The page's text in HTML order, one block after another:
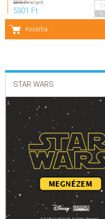
5890 Fthelyett
5301 Ft
10
Kosárba
STAR WARS
SZERZŐK
SAJTÓANYAGOK
HÍREK
KAPCSOLAT
ELŐRENDELHETŐ KIADVÁNYOK
ÚJDONSÁGOK
ELŐRENDELÉSI TOPLISTA